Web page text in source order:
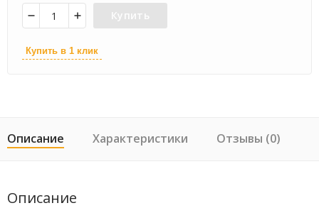
Купить
Купить в 1 клик
Описание Характеристики Отзывы (0)
Описание